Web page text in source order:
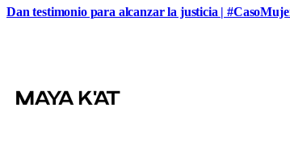
Dan testimonio para alcanzar la justicia |